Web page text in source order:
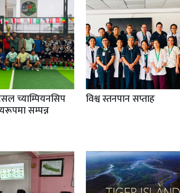
च्याम्पियनसिप
सम्पन्न
विश्व स्तनपान सप्ताह